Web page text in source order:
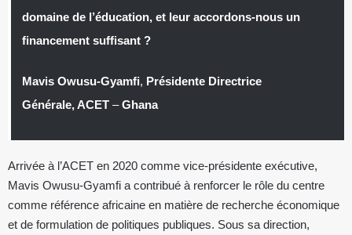
domaine de l’éducation, et leur accordons-nous un
financement suffisant ?
Mavis Owusu-Gyamfi, Présidente Directrice
Générale, ACET–Ghana
Arrivée à l’ACET en 2020 comme vice-présidente exécutive,
Mavis Owusu-Gyamfi a contribué à renforcer le rôle du centre
comme référence africaine en matière de recherche économique
et de formulation de politiques publiques. Sous sa direction,